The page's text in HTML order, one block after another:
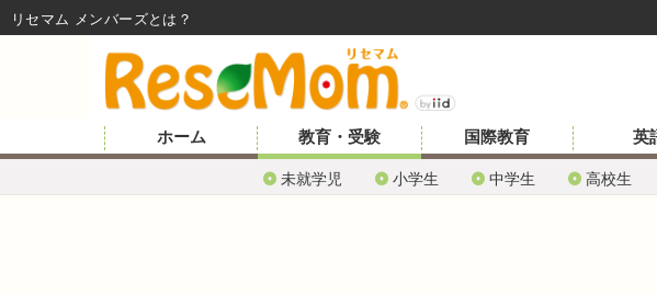
ホーム 教育・受験
未就学児 小学生 中学生 高校生
国際教育 英
リセマム メンバーズ